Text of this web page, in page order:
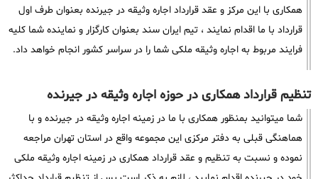
همکاری با این مرکز و عقد قرارداد اجاره وثیقه در جیرنده بعنوان طرف اول
قرارداد با ما اقدام نمایند ، تیم ایران سند بعنوان کارگزار و نماینده شما کلیه
فرایند مربوط به اجاره وثیقه ملکی شما را در سراسر کشور انجام خواهد داد.
تنظیم قرارداد همکاری در حوزه اجاره وثیقه در جیرنده
شما میتوانید بمنظور همکاری با ما در زمینه اجاره وثیقه در جیرنده و با
هماهنگی قبلی به دفتر مرکزی این مجموعه واقع در استان تهران مراجعه
نموده و نسبت به تنظیم و عقد قرارداد همکاری در زمینه اجاره وثیقه ملکی